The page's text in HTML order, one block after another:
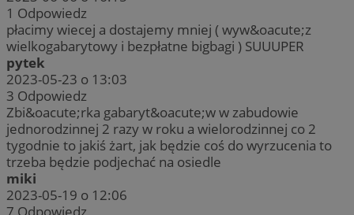
1 Odpowiedz
płacimy wiecej a dostajemy mniej ( wyw&oacute;z
wielkogabarytowy i bezpłatne bigbagi ) SUUUPER
pytek
2023-05-23 o 13:03
3 Odpowiedz
Zbi&oacute;rka gabaryt&oacute;w w zabudowie
jednorodzinnej 2 razy w roku a wielorodzinnej co 2
tygodnie to jakiś żart, jak będzie coś do wyrzucenia to
trzeba będzie podjechać na osiedle
miki
2023-05-19 o 12:06
7 Odpowiedz